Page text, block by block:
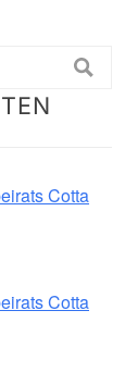
Cotta
Cotta